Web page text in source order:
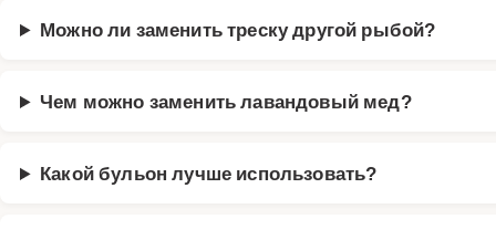
Можно ли заменить треску другой рыбой?
Чем можно заменить лавандовый мед?
Какой бульон лучше использовать?